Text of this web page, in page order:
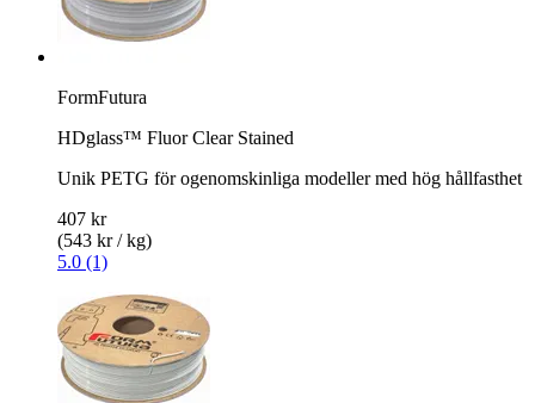
FormFutura
HDglass™ Fluor Clear Stained
Unik PETG för ogenomskinliga modeller med hög hållfasthet
407 kr
(543 kr / kg)
5.0 (1)